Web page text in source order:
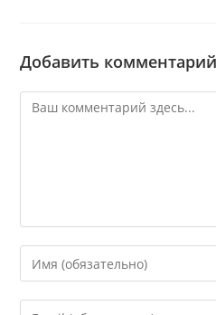
Добавить комментарий